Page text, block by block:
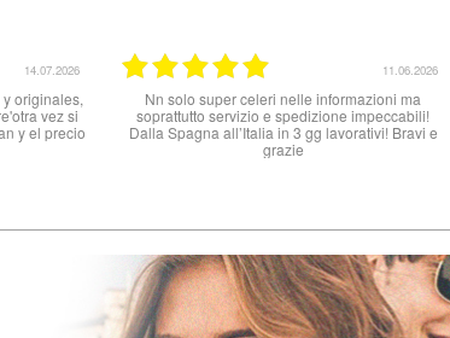
31.03.2026 25.07.2025
Ottimo sito per acquistare occhiali da sole. Un
pochino lenta la spedizione, ho ricevuto gli
occhiali dopo 8 giorni ma sul sito veniva
promesso arrivo in 48 h. Il complesso sono